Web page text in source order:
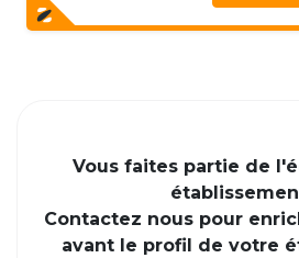
Vous faites partie de
Contactez nous pour
avant le profil de votre